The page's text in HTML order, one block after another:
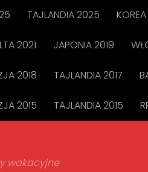
TAJLANDIA 2025
2021 JAPONIA 2019
2018 TAJLANDIA 2017
2015 TAJLANDIA 2015
wakacyjne